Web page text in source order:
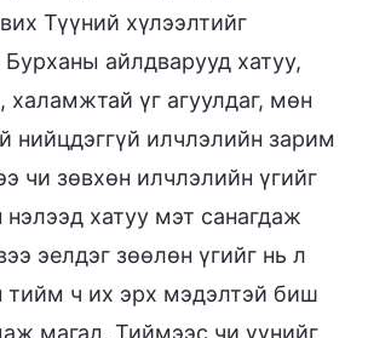
Түүний хүлээлтийг
Бурханы айлдварууд хатуу,
халамжтай үг агуулдаг, мөн
нийцдэггүй илчлэлийн зарим
чи зөвхөн илчлэлийн үгийг
нэлээд хатуу мэт санагдаж
эелдэг зөөлөн үгийг нь л
тийм ч их эрх мэдэлтэй биш
магад. Тиймээс чи үүнийг